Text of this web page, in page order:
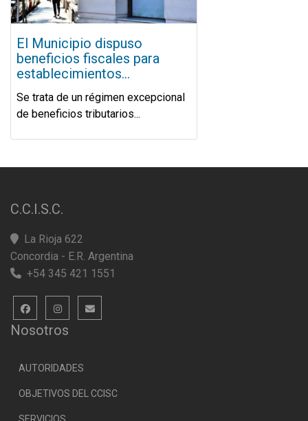
El Municipio dispuso
beneficios fiscales para
establecimientos...
Se trata de un régimen excepcional
de beneficios tributarios...
C.C.I.S.C.
La Rioja 622
Concordia - E.R. Argentina
+54 345 421 1551
Nosotros
AUTORIDADES
OBJETIVOS DEL CCISC